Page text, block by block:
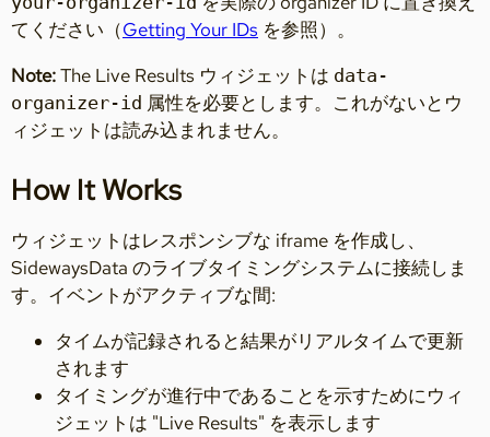
てください（Getting Your IDs を参照）。
Note:The Live Results ウィジェットは data-
organizer-id 属性を必要とします。これがないとウ
ィジェットは読み込まれません。
How It Works
ウィジェットはレスポンシブな iframe を作成し、
SidewaysData のライブタイミングシステムに接続しま
す。イベントがアクティブな間:
タイムが記録されると結果がリアルタイムで更新
されます
タイミングが進行中であることを示すためにウィ
ジェットは "Live Results" を表示します